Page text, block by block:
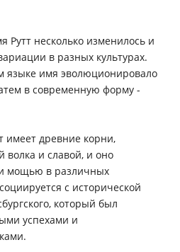
несколько изменилось и
в разных культурах.
языке имя эволюционировало
в современную форму -
имеет древние корни,
волка и славой, и оно
и мощью в различных
с исторической
который был
успехами и